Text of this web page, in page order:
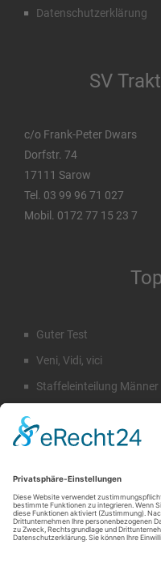
Datenschutzerklärung
SV
c/o Frank-Peter Dwars
Dorfstr. 74
17111 Sarow
Tel. 03 99 96 71 027
Mobil. 0172 77 15 23 7
Guter Test
Veni, Vidi, vici
Staffeleinteilung Männer
Emil Hahn